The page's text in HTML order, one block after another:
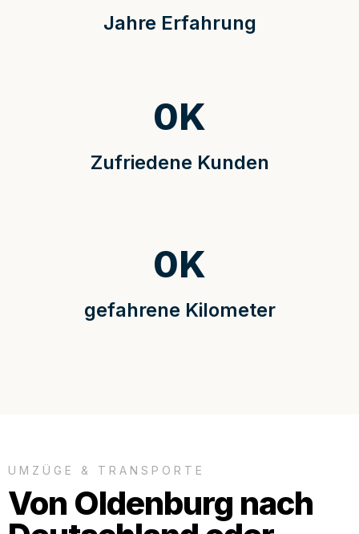
Jahre Erfahrung
Zufriedene Kunden
0K
gefahrene Kilometer
0K
UMZÜGE & TRANSPORTE
Von Oldenburg nach